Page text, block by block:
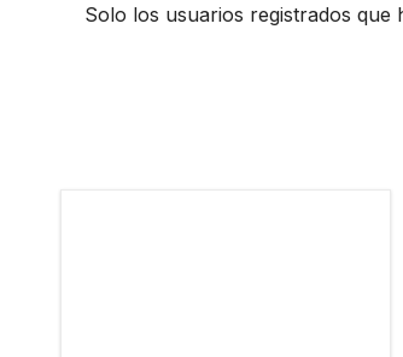
Solo los usuarios registrados